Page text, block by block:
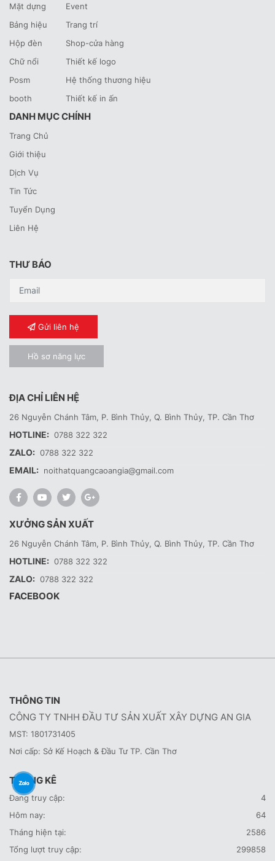
Mặt dựng
Bảng hiệu
Hộp đèn
Chữ nổi
Posm
booth
Event
Trang trí
Shop-cửa hàng
Thiết kế logo
Hệ thống thương hiệu
Thiết kế in ấn
DANH MỤC CHÍNH
Trang Chủ
Giới thiệu
Dịch Vụ
Tin Tức
Tuyển Dụng
Liên Hệ
THƯ BÁO
Gửi liên hệ
Hồ sơ năng lực
ĐỊA CHỈ LIÊN HỆ
26 Nguyễn Chánh Tâm, P. Bình Thủy, Q. Bình Thủy, TP. Cần Thơ
HOTLINE: 0788 322 322
ZALO: 0788 322 322
EMAIL: noithatquangcaoangia@gmail.com
XƯỞNG SẢN XUẤT
26 Nguyễn Chánh Tâm, P. Bình Thủy, Q. Bình Thủy, TP. Cần Thơ
HOTLINE: 0788 322 322
ZALO: 0788 322 322
FACEBOOK
THÔNG TIN
CÔNG TY TNHH ĐẦU TƯ SẢN XUẤT XÂY DỰNG AN GIA
MST: 1801731405
Nơi cấp: Sở Kế Hoạch & Đầu Tư TP. Cần Thơ
THỐNG KÊ
Đang truy cập:
4
Hôm nay:
64
Tháng hiện tại:
2586
Tổng lượt truy cập:
299858